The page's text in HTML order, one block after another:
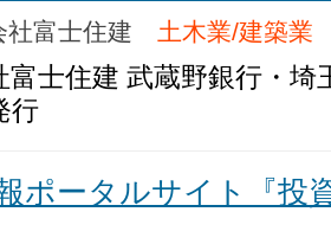
社富士住建 土木業/建築業
富士住建 武蔵野銀行・埼
行
ポータルサイト『投